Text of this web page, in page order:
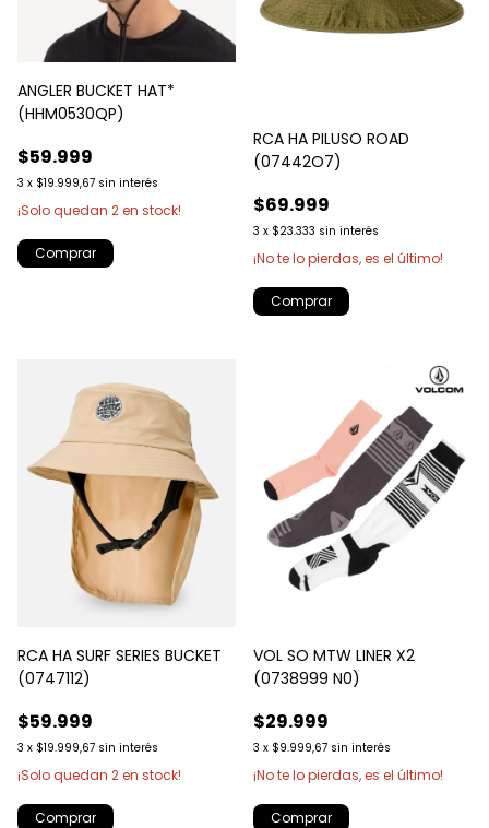
ANGLER BUCKET HAT*
(HHM0530QP)
$59.999
3 x $19.999,67 sin interés
¡Solo quedan 2en stock!
Comprar
RCA HA PILUSO ROAD
(07442O7)
$69.999
3 x $23.333 sin interés
¡No te lo pierdas, es el último!
Comprar
RCA HA SURF SERIES BUCKET
(0747112)
$59.999
3 x $19.999,67 sin interés
¡Solo quedan 2en stock!
Comprar
VOL SO MTW LINER X2
(0738999 N0)
$29.999
3 x $9.999,67 sin interés
¡No te lo pierdas, es el último!